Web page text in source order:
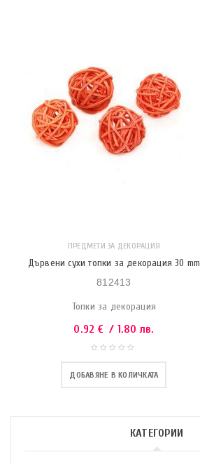
КАТЕГОРИИ
ПРЕДМЕТИ ЗА ДЕКОРАЦИЯ
Дървени сухи топки за декорация 30 mm
812413
Топки за декорация
0.92 € / 1.80 лв.
ДОБАВЯНЕ В КОЛИЧКАТА